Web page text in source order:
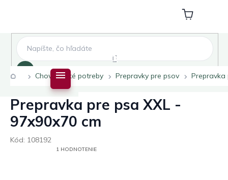
Nákupný
košík
Domov
Chovateľské potreby Prepravky pre psov Prepravka
Prepravka pre psa XXL -
97x90x70 cm
Kód: 108192
PRIEMERNÉ1 HODNOTENIE